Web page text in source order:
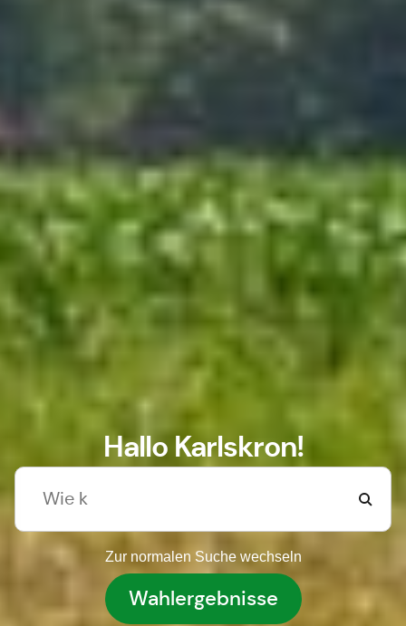
Hallo Karlskron!
Zur normalen Suche wechseln
Wahlergebnisse